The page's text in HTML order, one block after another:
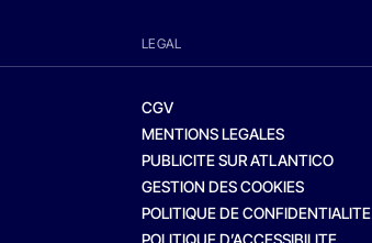
LEGAL
CGV
MENTIONS LEGALES
PUBLICITE SUR ATLANTICO
GESTION DES COOKIES
POLITIQUE DE CONFIDENTIALITE
POLITIQUE D’ACCESSIBILITE